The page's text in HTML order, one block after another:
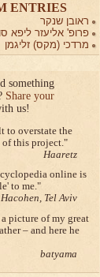
ENTRIES
ראובן שנקר
פרופ' אליעזר ליפא
מרדכי (מקס) זליגמן
something
Share your
us!
to overstate the
this project.
Haaretz
online is
to me.
Tel Aviv
a picture of my great
– and here he
batyama